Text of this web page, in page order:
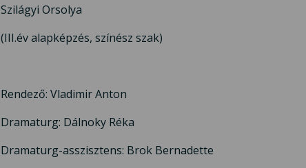
Szilágyi Orsolya
(III.év alapképzés, színész szak)
Rendező: Vladimir Anton
Dramaturg: Dálnoky Réka
Dramaturg-asszisztens: Brok Bernadette